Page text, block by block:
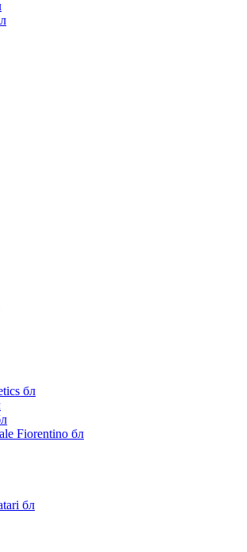
бл
Fiorentino бл
бл